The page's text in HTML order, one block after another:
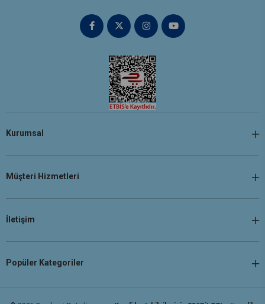
Kurumsal
Müşteri Hizmetleri
İletişim
Popüler Kategoriler